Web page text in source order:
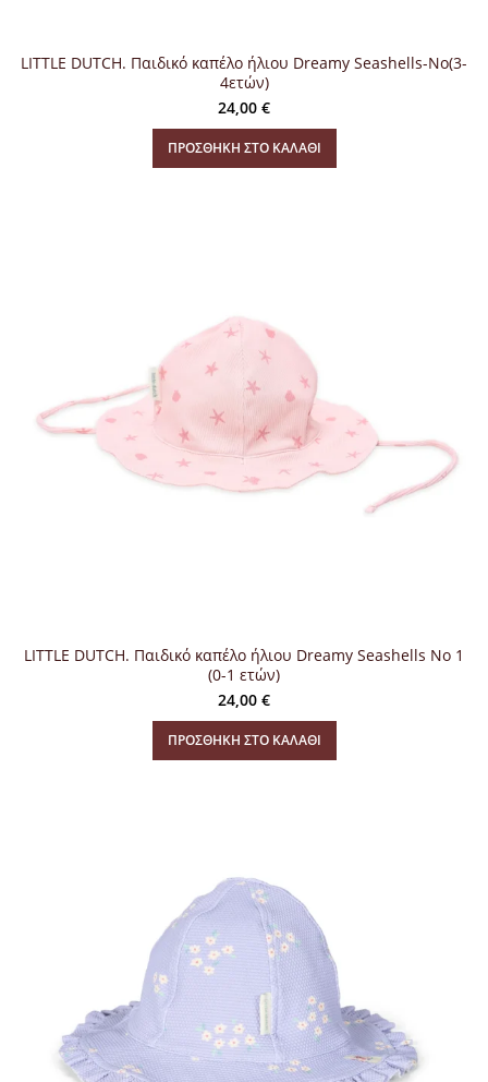
LITTLE DUTCH. Παιδικό καπέλο ήλιου Dreamy Seashells-Νο(3-
4ετών)
24,00 €
ΠΡΟΣΘΉΚΗ ΣΤΟ ΚΑΛΆΘΙ
LITTLE DUTCH. Παιδικό καπέλο ήλιου Dreamy Seashells Νο 1
(0-1 ετών)
24,00 €
ΠΡΟΣΘΉΚΗ ΣΤΟ ΚΑΛΆΘΙ